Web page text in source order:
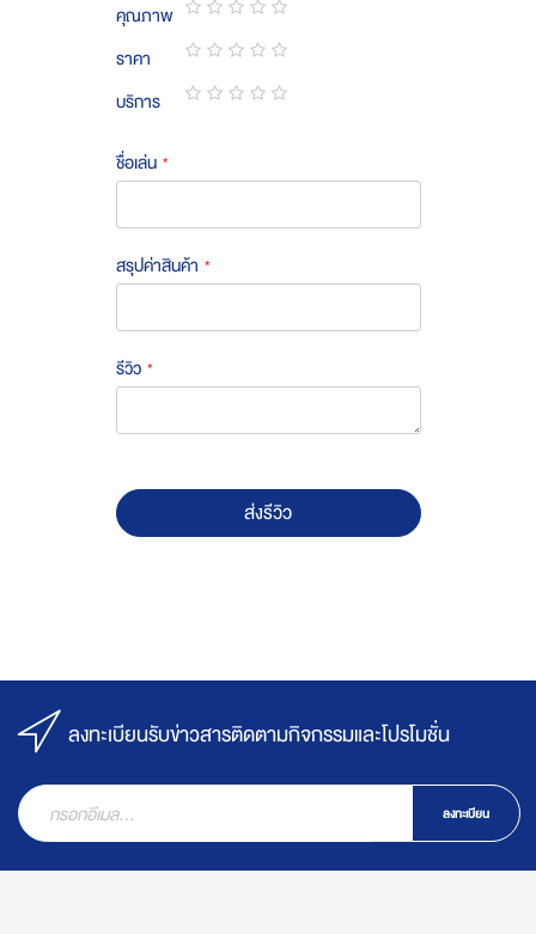
คุณภาพ
1
star
2
stars
3
stars
4
stars
5
stars
ราคา
1
star
2
stars
3
stars
4
stars
5
stars
บริการ
ชื่อเล่น
สรุปค่าสินค้า
รีวิว
ส่งรีวิว
ลงทะเบียนรับข่าวสารติดตามกิจกรรมและโปรโมชั่น
ลงทะเบียน